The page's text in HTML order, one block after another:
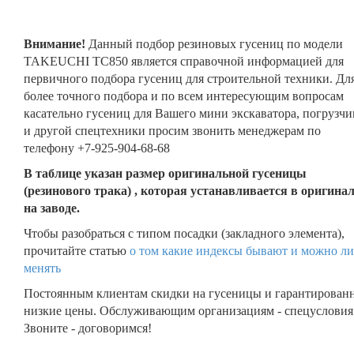
Внимание! Данный подбор резиновых гусениц по модели
TAKEUCHI TC850 является справочной информацией для
первичного подбора гусениц для строительной техники.
более точного подбора и по всем интересующим вопросам
касательно гусениц для Вашего мини экскаватора,
и другой спецтехники просим звонить менеджерам по
телефону +7-925-904-68-68
В таблице указан размер оригинальной гусеницы
(резинового трака) , которая устанавливается в
на заводе.
Чтобы разобраться с типом посадки (закладного элемента),
прочитайте статью о том какие индексы бывают и можно
менять
Постоянным клиентам скидки на гусеницы и
низкие цены. Обслуживающим организациям -
Звоните - договоримся!